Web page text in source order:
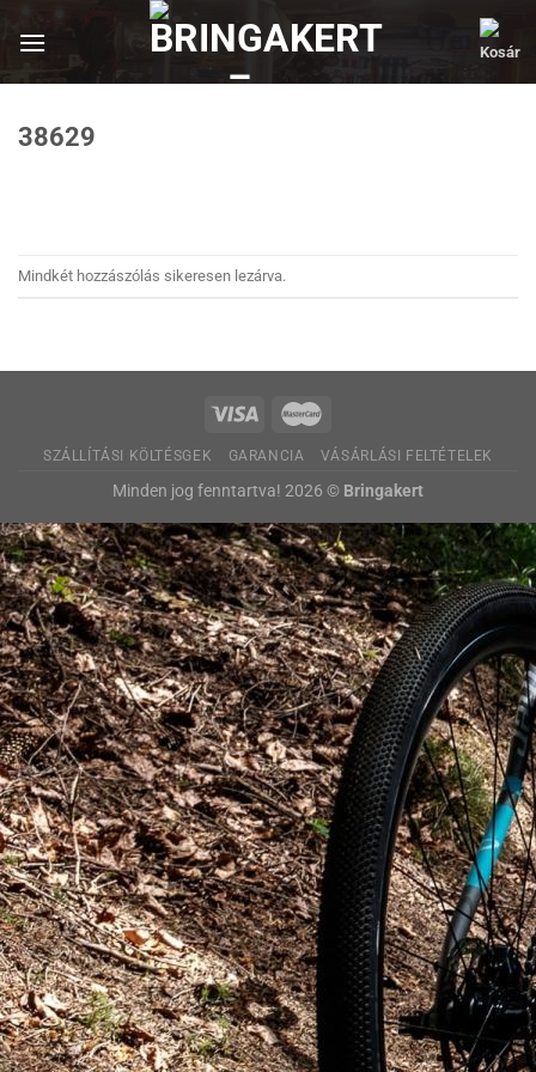
38629
Mindkét hozzászólás sikeresen lezárva.
SZÁLLÍTÁSI KÖLTÉSGEK GARANCIA VÁSÁRLÁSI FELTÉTELEK
Minden jog fenntartva! 2026 © Bringakert